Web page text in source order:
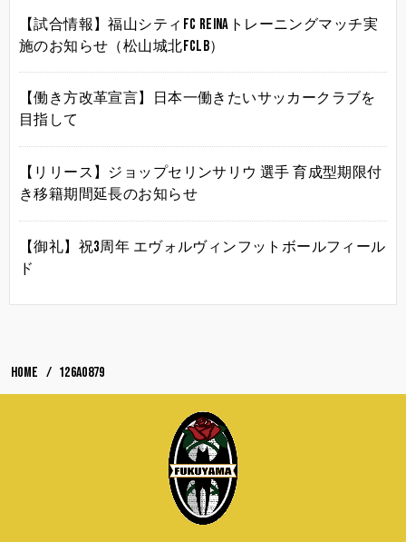
【試合情報】福山シティFC Reinaトレーニングマッチ実
施のお知らせ（松山城北FCLB）
【働き方改革宣言】日本一働きたいサッカークラブを
目指して
【リリース】ジョップセリンサリウ 選手 育成型期限付
き移籍期間延長のお知らせ
【御礼】祝3周年 エヴォルヴィンフットボールフィール
ド
HOME 126A0879